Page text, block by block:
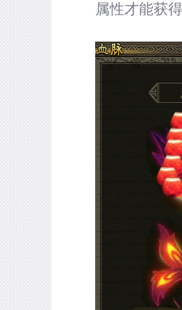
属性才能获